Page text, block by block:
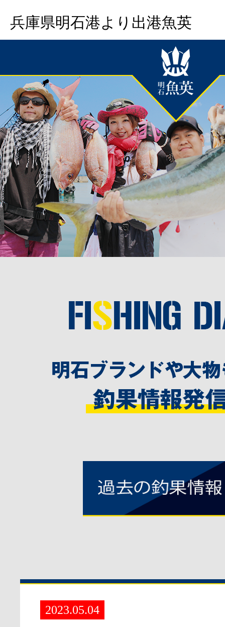
兵庫県明石港より出港魚英
2023.05.04